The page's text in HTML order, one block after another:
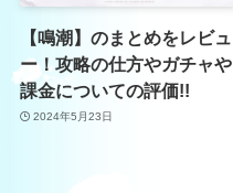
【鳴潮】のまとめをレビュ
ー！攻略の仕方やガチャや
課金についての評価!!
2024年5月23日